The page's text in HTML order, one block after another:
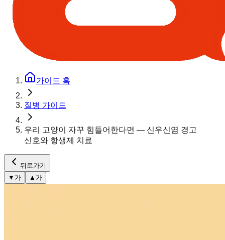
가이드 홈
질병 가이드
우리 고양이 자꾸 힘들어한다면 — 신우신염 경고
신호와 항생제 치료
뒤로가기
▼ 가 ▲ 가